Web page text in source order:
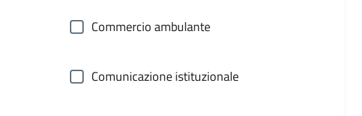
Commercio ambulante
Comunicazione istituzionale